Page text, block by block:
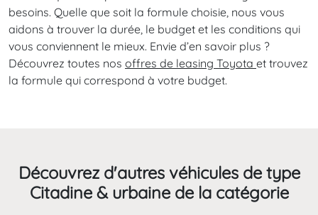
besoins. Quelle que soit la formule choisie, nous vous
aidons à trouver la durée, le budget et les conditions qui
vous conviennent le mieux. Envie d’en savoir plus ?
Découvrez toutes nos offres de leasing Toyota et trouvez
la formule qui correspond à votre budget.
Découvrez d'autres véhicules de type
Citadine & urbaine de la catégorie